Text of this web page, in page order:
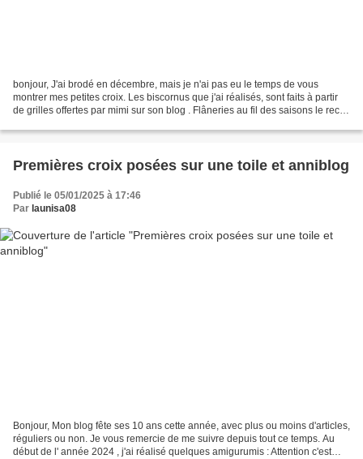
bonjour, J'ai brodé en décembre, mais je n'ai pas eu le temps de vous
montrer mes petites croix. Les biscornus que j'ai réalisés, sont faits à partir
de grilles offertes par mimi sur son blog . Flâneries au fil des saisons le recto
Premières croix posées sur une toile et anniblog
Publié le 05/01/2025 à 17:46
Par launisa08
Bonjour, Mon blog fête ses 10 ans cette année, avec plus ou moins d'articles,
réguliers ou non. Je vous remercie de me suivre depuis tout ce temps. Au
début de l' année 2024 , j'ai réalisé quelques amigurumis : Attention c'est